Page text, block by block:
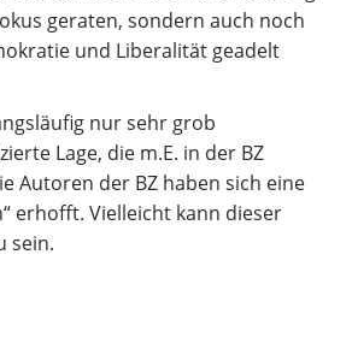
geraten, sondern auch noch
und Liberalität geadelt
nur sehr grob
Lage, die m.E. in der BZ
Autoren der BZ haben sich eine
erhofft. Vielleicht kann dieser
sein.